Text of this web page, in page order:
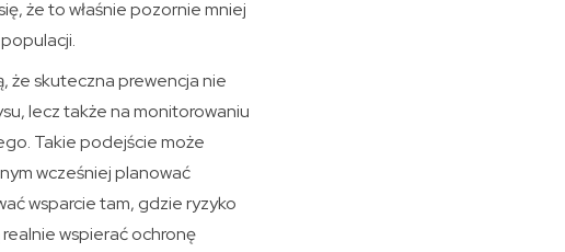
że to właśnie pozornie mniej
że skuteczna prewencja nie
lecz także na monitorowaniu
Takie podejście może
wcześniej planować
wsparcie tam, gdzie ryzyko
wspierać ochronę